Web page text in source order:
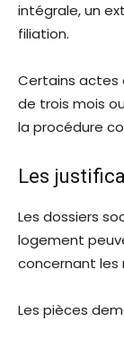
intégrale, un
filiation.
Certains actes
de trois mois
la procédure
Les
Les dossiers
logement
concernant les
Les pièces